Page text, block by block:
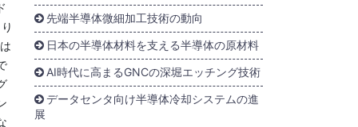
先端半導体微細加工技術の動向
日本の半導体材料を支える半導体の原材料
AI時代に高まるGNCの深堀エッチング技術
データセンタ向け半導体冷却システムの進
展